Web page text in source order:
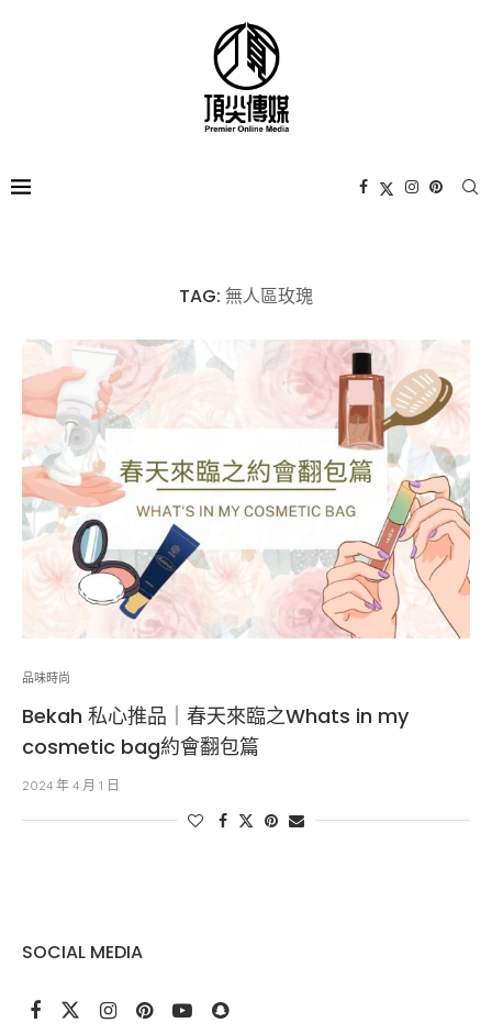
TAG: 無人區玫瑰
品味時尚
Bekah 私心推品｜春天來臨之Whats in my
cosmetic bag約會翻包篇
2024 年 4 月 1 日
SOCIAL MEDIA